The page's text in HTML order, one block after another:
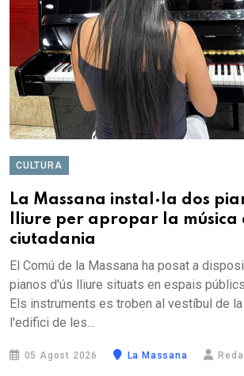
CULTURA
La Massana instal·la dos
lliure per apropar la música
ciutadania
El Comú de la Massana ha posat a
pianos d'ús lliure situats en espais
Els instruments es troben al vestíbul de
l'edifici de les...
05 Agost 2026 La Massana